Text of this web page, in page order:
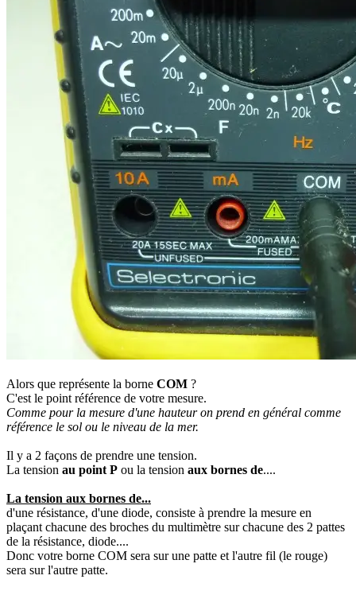
Alors que représente la borne COM ?
C'est le point référence de votre mesure.
Comme pour la mesure d'une hauteur on prend en général comme
référence le sol ou le niveau de la mer.
Il y a 2 façons de prendre une tension.
La tension au point P ou la tension aux bornes de....
La tension aux bornes de...
d'une résistance, d'une diode, consiste à prendre la mesure en
plaçant chacune des broches du multimètre sur chacune des 2 pattes
de la résistance, diode....
Donc votre borne COM sera sur une patte et l'autre fil (le rouge)
sera sur l'autre patte.